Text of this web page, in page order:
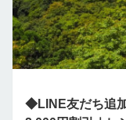
◆LINE友だち追